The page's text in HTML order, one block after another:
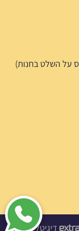
דיגיטל